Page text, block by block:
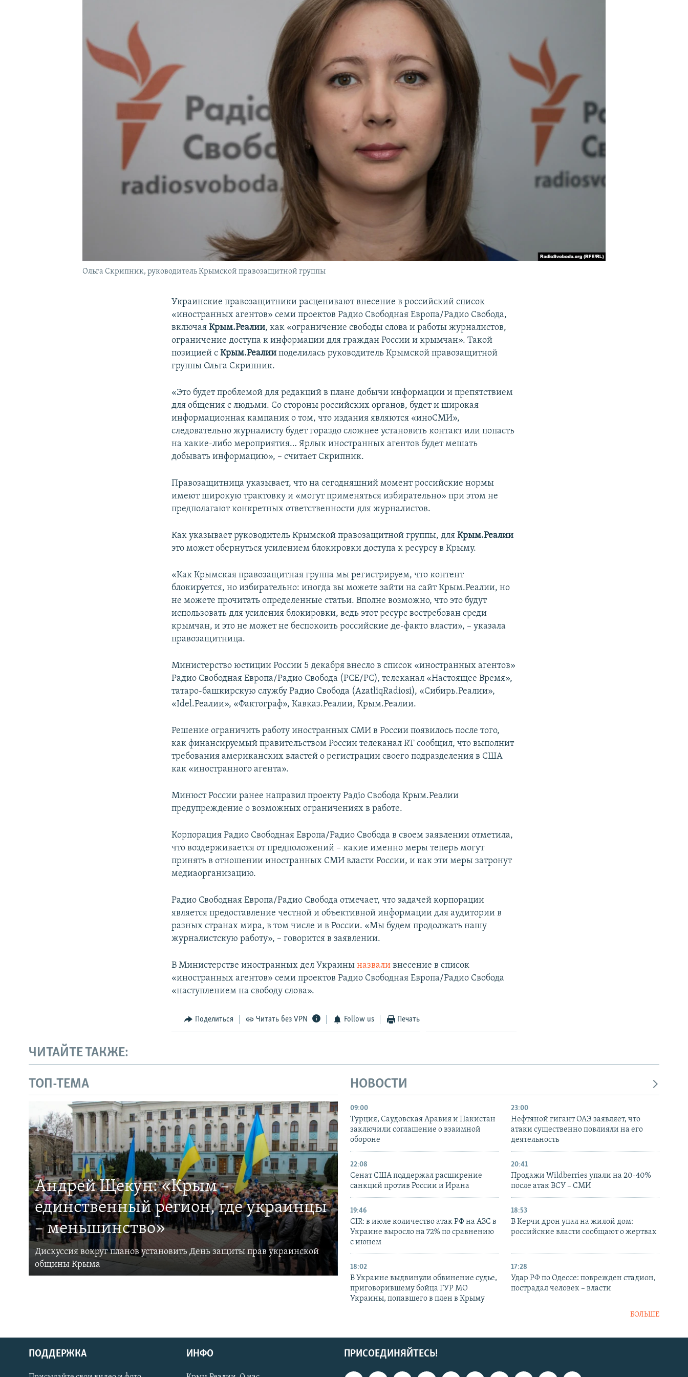
УКРАИНСКАЯ ПРОБЛЕМА КРЫМА
Українською
Ольга Скрипник, руководитель Крымской правозащитной группы
Украинские правозащитники расценивают внесение в российский список
«иностранных агентов» семи проектов Радио Свободная Европа/Радио Свобода,
включаяКрым.Реалии, как «ограничение свободы слова и работы журналистов,
ограничение доступа к информации для граждан России и крымчан». Такой
позицией сКрым.Реалииподелилась руководитель Крымской правозащитной
группы Ольга Скрипник.
«Это будет проблемой для редакций в плане добычи информации и препятствием
для общения с людьми. Со стороны российских органов, будет и широкая
информационная кампания о том, что издания являются «иноСМИ»,
следовательно журналисту будет гораздо сложнее установить контакт или попасть
на какие-либо мероприятия… Ярлык иностранных агентов будет мешать
добывать информацию», – считает Скрипник.
Правозащитница указывает, что на сегодняшний момент российские нормы
имеют широкую трактовку и «могут применяться избирательно» при этом не
предполагают конкретных ответственности для журналистов.
Как указывает руководитель Крымской правозащитной группы, дляКрым.Реалии
это может обернуться усилением блокировки доступа к ресурсу в Крыму.
«Как Крымская правозащитная группа мы регистрируем, что контент
блокируется, но избирательно: иногда вы можете зайти на сайт Крым.Реалии, но
не можете прочитать определенные статьи. Вполне возможно, что это будут
использовать для усиления блокировки, ведь этот ресурс востребован среди
крымчан, и это не может не беспокоить российские де-факто власти», – указала
правозащитница.
Министерство юстиции России 5 декабря внесло в список «иностранных агентов»
Радио Свободная Европа/Радио Свобода (РСЕ/РС), телеканал «Настоящее Время»,
татаро-башкирскую службу Радио Свобода (AzatliqRadiosi), «Сибирь.Реалии»,
«Idel.Реалии», «Фактограф», Кавказ.Реалии, Крым.Реалии.
Решение ограничить работу иностранных СМИ в России появилось после того,
как финансируемый правительством России телеканал RT сообщил, что выполнит
требования американских властей о регистрации своего подразделения в США
как «иностранного агента».
Минюст России ранее направил проекту Радіо Свобода Крым.Реалии
предупреждение о возможных ограничениях в работе.
Корпорация Радио Свободная Европа/Радио Свобода в своем заявлении отметила,
что воздерживается от предположений – какие именно меры теперь могут
принять в отношении иностранных СМИ власти России, и как эти меры затронут
медиаорганизацию.
Радио Свободная Европа/Радио Свобода отмечает, что задачей корпорации
является предоставление честной и объективной информации для аудитории в
разных странах мира, в том числе и в России. «Мы будем продолжать нашу
журналистскую работу», – говорится в заявлении.​
В Министерстве иностранных дел Украиныназвали внесение в список
«иностранных агентов» семи проектов Радио Свободная Европа/Радио Свобода
«наступлением на свободу слова».
Поделиться Читать без VPN Follow us Печать
ЧИТАЙТЕ ТАКЖЕ:
ТОП-ТЕМА
Андрей Щекун: «Крым –
единственный регион, где украинцы
– меньшинство»
Дискуссия вокруг планов установить День защиты прав украинской
общины Крыма
НОВОСТИ
09:00
Турция, Саудовская Аравия и Пакистан
заключили соглашение о взаимной
обороне
23:00
Нефтяной гигант ОАЭ заявляет, что
атаки существенно повлияли на его
деятельность
22:08
Сенат США поддержал расширение
санкций против России и Ирана
20:41
Продажи Wildberries упали на 20-40%
после атак ВСУ – СМИ
19:46
CIR: в июле количество атак РФ на АЗС в
Украине выросло на 72% по сравнению
с июнем
18:53
В Керчи дрон упал на жилой дом:
российские власти сообщают о жертвах
18:02
В Украине выдвинули обвинение судье,
приговорившему бойца ГУР МО
Украины, попавшего в плен в Крыму
17:28
Удар РФ по Одессе: поврежден стадион,
пострадал человек – власти
БОЛЬШЕ
ПРИСОЕДИНЯЙТЕСЬ!
ПОДДЕРЖКА ИНФО